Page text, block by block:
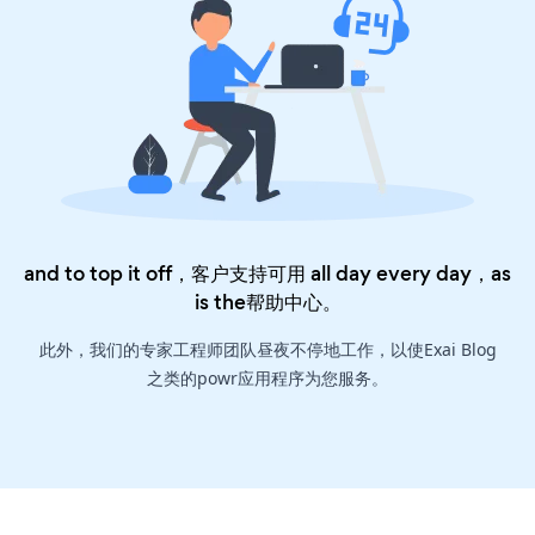
and to top it off，客户支持可用 all day every day，as
is the帮助中心。
此外，我们的专家工程师团队昼夜不停地工作，以使Exai Blog
之类的powr应用程序为您服务。